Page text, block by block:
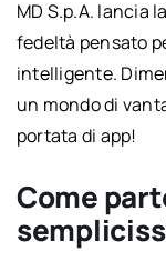
MD S.p.A. lancia la
fedeltà pensato
intelligente.
un mondo di
portata di app!
Come